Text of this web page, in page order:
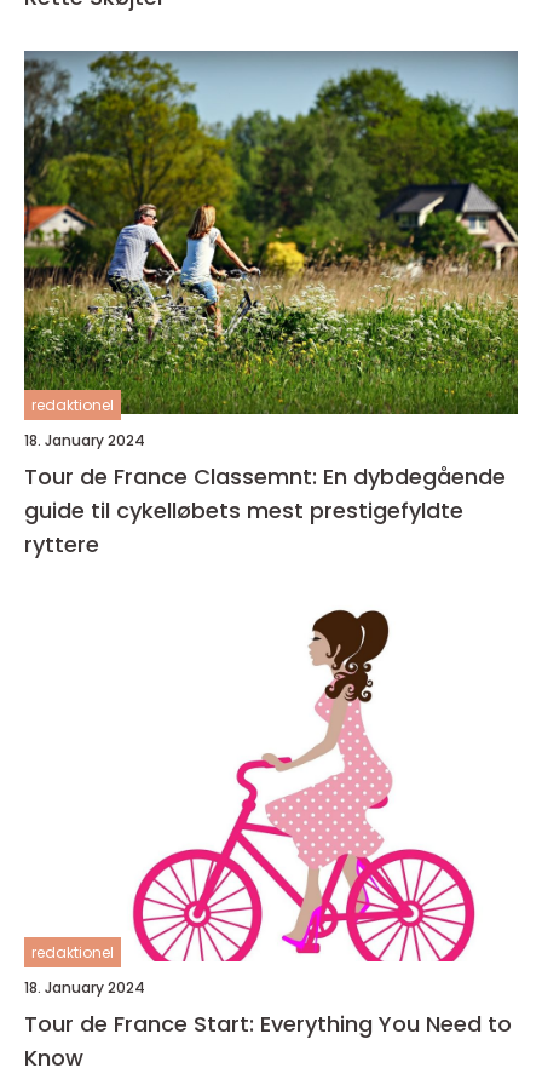
redaktionel
18. January 2024
Tour de France Classemnt: En dybdegående
guide til cykelløbets mest prestigefyldte
ryttere
redaktionel
18. January 2024
Tour de France Start: Everything You Need to
Know